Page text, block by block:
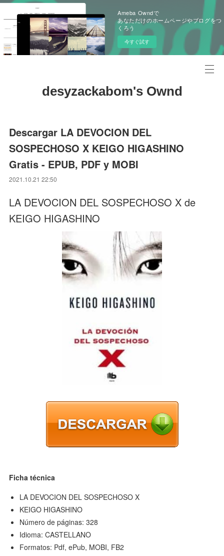
Ameba Owndで
あなただけのホームページやブログをつ
くろう
今すぐ試す
desyzackabom's Ownd
Descargar LA DEVOCION DEL
SOSPECHOSO X KEIGO HIGASHINO
Gratis - EPUB, PDF y MOBI
2021.10.21 22:50
LA DEVOCION DEL SOSPECHOSO X de
KEIGO HIGASHINO
Ficha técnica
LA DEVOCION DEL SOSPECHOSO X
KEIGO HIGASHINO
Número de páginas: 328
Idioma: CASTELLANO
Formatos: Pdf, ePub, MOBI, FB2